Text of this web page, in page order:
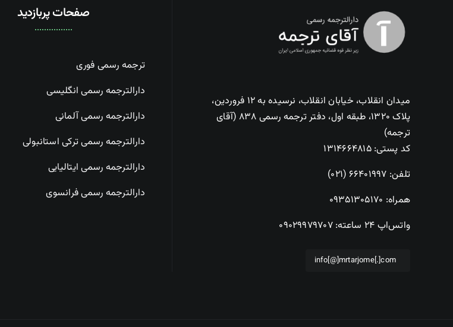
میدان انقلاب، خیابان انقلاب، نرسیده به ۱۲ فروردین،
پلاک ۱۳۲۰، طبقه اول، دفتر ترجمه رسمی ۸۳۸ (آقای
ترجمه)
کد پستی: ۱۳۱۴۶۶۴۸۱۵
تلفن: ۶۶۴۰۱۹۹۷ (۰۲۱)
همراه: ۰۹۳۵۱۳۰۵۱۷۰
واتس‌اپ ۲۴ ساعته:
۰۹۰۲۹۹۷۹۷۰۷
info[@]mrtarjome[.]com
صفحات پربازدید
ترجمه رسمی فوری
دارالترجمه رسمی انگلیسی
دارالترجمه رسمی آلمانی
دارالترجمه رسمی ترکی استانبولی
دارالترجمه رسمی ایتالیایی
دارالترجمه رسمی فرانسوی